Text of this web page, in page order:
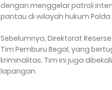
dengan menggelar patroli
pantau di wilayah hukum Polda
Sebelumnya, Direktorat
Tim Pemburu Begal, yang
kriminalitas. Tim ini juga
lapangan.